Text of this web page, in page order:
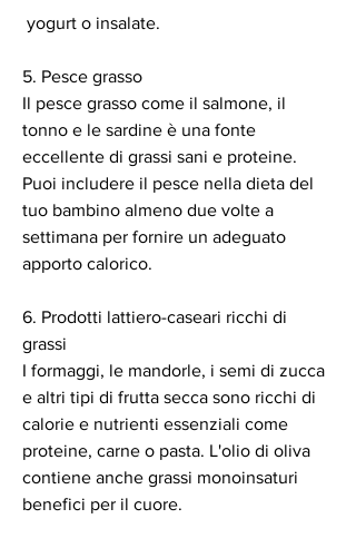
yogurt o insalate.
5. Pesce grasso
Il pesce grasso come il salmone, il
tonno e le sardine è una fonte
eccellente di grassi sani e proteine.
Puoi includere il pesce nella dieta del
tuo bambino almeno due volte a
settimana per fornire un adeguato
apporto calorico.
6. Prodotti lattiero-caseari ricchi di
grassi
I formaggi, le mandorle, i semi di zucca
e altri tipi di frutta secca sono ricchi di
calorie e nutrienti essenziali come
proteine, carne o pasta. L'olio di oliva
contiene anche grassi monoinsaturi
benefici per il cuore.